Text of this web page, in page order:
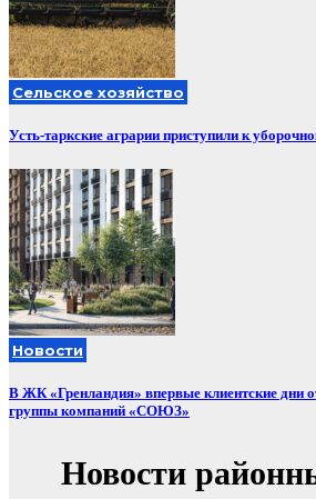
Сельское хозяйство
Усть-таркские аграрии приступили к
Новости
В ЖК «Гренландия» впервые клиентские дни
группы компаний «СОЮЗ»